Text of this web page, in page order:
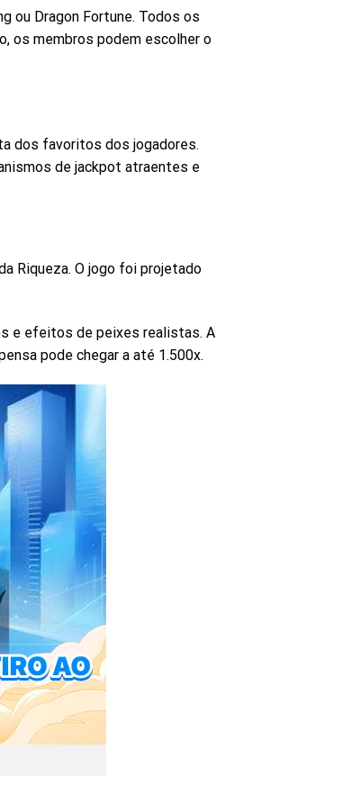
ou Dragon Fortune. Todos os
os membros podem escolher o
dos favoritos dos jogadores.
de jackpot atraentes e
Riqueza. O jogo foi projetado
e efeitos de peixes realistas. A
pode chegar a até 1.500x.